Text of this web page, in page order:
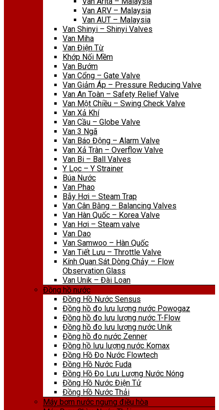
Van ARV – Malaysia
Van AUT – Malaysia
Van Shinyi – Shinyi Valves
Van Miha
Van Điện Từ
Khớp Nối Mềm
Van Bướm
Van Cổng – Gate Valve
Van Giảm Áp – Pressure Reducing Valve
Van An Toàn – Safety Relief Valve
Van Một Chiều – Swing Check Valve
Van Xả Khí
Van Cầu – Globe Valve
Van 3 Ngã
Van Báo Động – Alarm Valve
Van Xả Tràn – Overflow Valve
Van Bi – Ball Valves
Y Lọc – Y Strainer
Búa Nước
Van Phao
Bẫy Hơi – Steam Trap
Van Cân Bằng – Balancing Valves
Van Hàn Quốc – Korea Valve
Van Hơi – Steam valve
Van Dao
Van Samwoo – Hàn Quốc
Van Tiết Lưu – Throttle Valve
Kính Quan Sát Dòng Chảy – Flow
Observation Glass
Van Unik – Đài Loan
Đồng hồ nước
Đồng Hồ Nước Sensus
Đồng hồ đo lưu lượng nước Powogaz
Đồng hồ đo lưu lượng nước T-Flow
Đồng hồ đo lưu lượng nước Unik
Đồng hồ đo nước Zenner
Đồng hồ lưu lượng nước Komax
Đồng Hồ Đo Nước Flowtech
Đồng Hồ Nước Fuda
Đồng Hồ Đo Lưu Lượng Nước Nóng
Đồng Hồ Nước Điện Tử
Đồng Hồ Nước Thải
Máy bơm nước ngưng điều hòa